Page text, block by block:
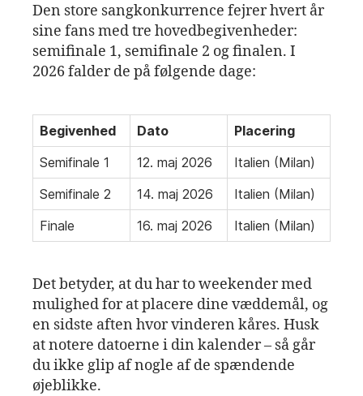
Den store sangkonkurrence fejrer hvert år
sine fans med tre hovedbegivenheder:
semifinale 1, semifinale 2 og finalen. I
2026 falder de på følgende dage:
Begivenhed Dato
Placering
Semifinale 1
12. maj 2026
Italien (Milan)
Semifinale 2
14. maj 2026
Italien (Milan)
Finale
16. maj 2026 Italien (Milan)
Det betyder, at du har to weekender med
mulighed for at placere dine væddemål, og
en sidste aften hvor vinderen kåres. Husk
at notere datoerne i din kalender – så går
du ikke glip af nogle af de spændende
øjeblikke.